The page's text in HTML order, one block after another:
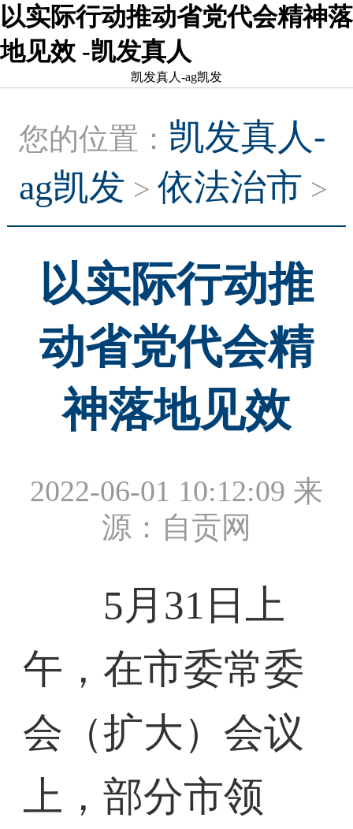
以实际行动推动省党代会精神落
地见效 -凯发真人
凯发真人-ag凯发
您的位置： 凯发真人-
ag凯发 >依法治市 >
以实际行动推
动省党代会精
神落地见效
2022-06-01 10:12:09 来
源：自贡网
5月31日上
午，在市委常委
会（扩大）会议
上，部分市领